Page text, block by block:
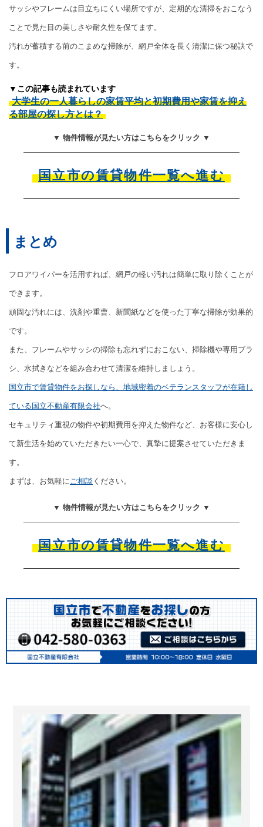
サッシやフレームは目立ちにくい場所ですが、定期的な清掃をおこなう
ことで見た目の美しさや耐久性を保てます。
汚れが蓄積する前のこまめな掃除が、網戸全体を長く清潔に保つ秘訣で
す。
▼この記事も読まれています
大学生の一人暮らしの家賃平均と初期費用や家賃を抑え
る部屋の探し方とは？
▼ 物件情報が見たい方はこちらをクリック ▼
国立市の賃貸物件一覧へ進む
まとめ
フロアワイパーを活用すれば、網戸の軽い汚れは簡単に取り除くことが
できます。
頑固な汚れには、洗剤や重曹、新聞紙などを使った丁寧な掃除が効果的
です。
また、フレームやサッシの掃除も忘れずにおこない、掃除機や専用ブラ
シ、水拭きなどを組み合わせて清潔を維持しましょう。
国立市で賃貸物件をお探しなら、地域密着のベテランスタッフが在籍し
ている国立不動産有限会社へ。
セキュリティ重視の物件や初期費用を抑えた物件など、お客様に安心し
て新生活を始めていただきたい一心で、真摯に提案させていただきま
す。
まずは、お気軽にご相談 ください。
▼ 物件情報が見たい方はこちらをクリック ▼
国立市の賃貸物件一覧へ進む